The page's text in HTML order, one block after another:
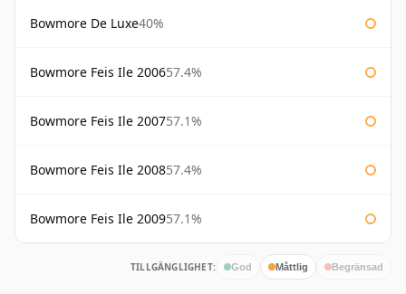
Bowmore De Luxe40%
Bowmore Feis Ile 200657.4%
Bowmore Feis Ile 200757.1%
Bowmore Feis Ile 200857.4%
Bowmore Feis Ile 200957.1%
TILLGÄNGLIGHET: God Måttlig Begränsad